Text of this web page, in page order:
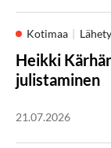
Kotimaa
Heikki
julistaminen
21.07.2026